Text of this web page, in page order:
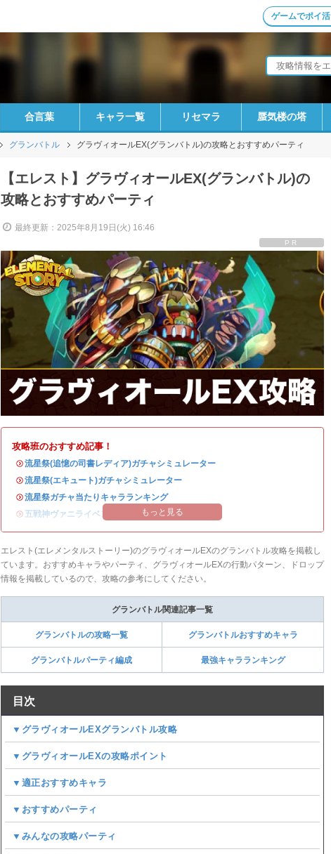
ゲームでポイ活
合言葉 キャラ一覧 リセマラ 蜃気楼の塔
グランバトル グラヴィオールEX(グランバトル)の攻略とおすすめパーティ
【エレスト】グラヴィオールEX(グランバトル)の
攻略とおすすめパーティ
最終更新：2025年8月19日(火) 16:46
PR
攻略班のおすすめ記事！
・流星祭(追憶の司書レディア)ガチャシミュレーター
・流星祭(エキュート)ガチャシミュレーター
・流星祭ガチャ当たりキャラランキング
・ 五戦神ヴァニライベントまとめ もっと見る
エレスト(エレメンタルストーリー)のグラヴィオールEXのグランバトル攻略を掲載し
ています。おすすめキャラやパーティ、グラヴィオールEXの行動パターン、ドロップ
情報を掲載しているので、攻略の参考にしてください。
グランバトル関連記事一覧
グランバトルの攻略一覧 グランバトルおすすめキャラ
グランバトルパーティ編成 最強キャラランキング
目次
▼グラヴィオールEXグランバトル攻略
▼グラヴィオールEXの攻略ポイント
▼適正おすすめキャラ
▼おすすめパーティ
▼みんなの攻略パーティ